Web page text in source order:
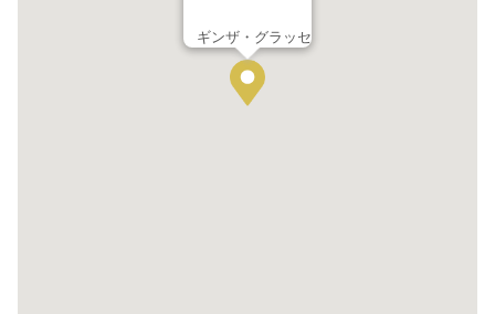
ギンザ・グラッセ